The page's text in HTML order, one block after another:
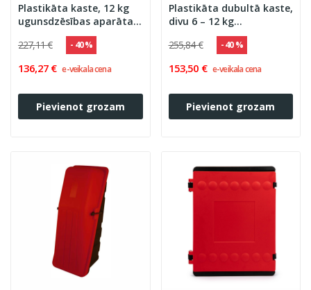
Plastikāta kaste, 12 kg
ugunsdzēsības aparāta
izvietošanai,
730x435x290 (ar stiklu)
227,11 € - 40 %
136,27 € e-veikala cena
Pievienot grozam
Plastikāta dubultā kaste,
divu 6 – 12 kg
ugunsdzēsības aparātu
ievietošanai,
255,84 € - 40 %
153,50 € e-veikala cena
Pievienot grozam